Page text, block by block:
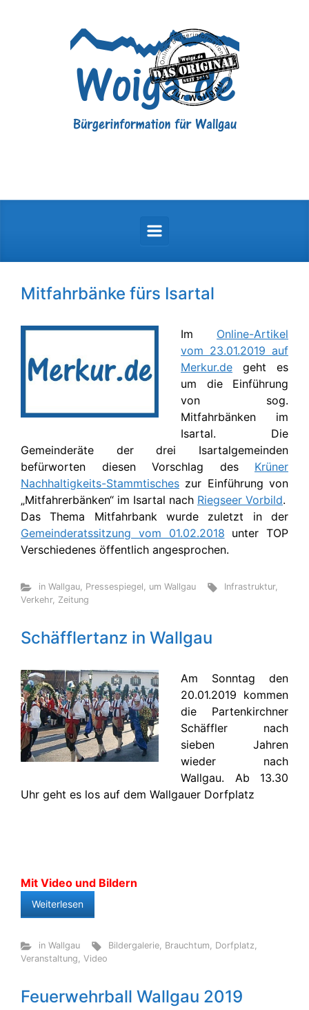
Mitfahrbänke fürs Isartal
Im Online-Artikel
vom 23.01.2019 auf
Merkur.de geht es
um die Einführung
von sog.
Mitfahrbänken im
Isartal. Die
Gemeinderäte der drei Isartalgemeinden
befürworten diesen Vorschlag des Krüner
Nachhaltigkeits-Stammtisches zur Einführung von
„Mitfahrerbänken“ im Isartal nach Riegseer Vorbild.
Das Thema Mitfahrbank wurde zuletzt in der
Gemeinderatssitzung vom 01.02.2018 unter TOP
Verschiedenes öffentlich angesprochen.
in Wallgau, Pressespiegel, um Wallgau Infrastruktur,
Verkehr, Zeitung
Schäfflertanz in Wallgau
Am Sonntag den
20.01.2019 kommen
die Partenkirchner
Schäffler nach
sieben Jahren
wieder nach
Wallgau. Ab 13.30
Uhr geht es los auf dem Wallgauer Dorfplatz
Mit Video und Bildern
Weiterlesen
in Wallgau Bildergalerie, Brauchtum, Dorfplatz,
Veranstaltung, Video
Feuerwehrball Wallgau 2019